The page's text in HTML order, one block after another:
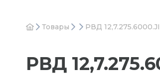
Товары РВД
РВД